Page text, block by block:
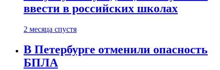
ввести в российских школах
2 месяца спустя
В Петербурге отменили опасность
БПЛА